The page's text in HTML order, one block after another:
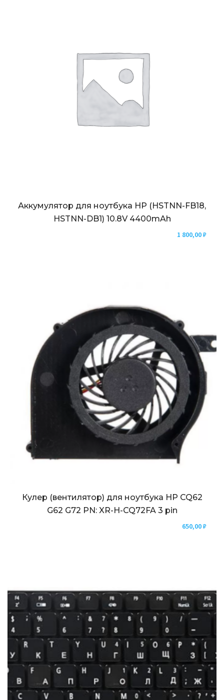
Аккумулятор для ноутбука HP (HSTNN-FB18,
HSTNN-DB1) 10.8V 4400mAh
1 800,00₽
Кулер (вентилятор) для ноутбука HP CQ62
G62 G72 PN: XR-H-CQ72FA 3 pin
650,00₽